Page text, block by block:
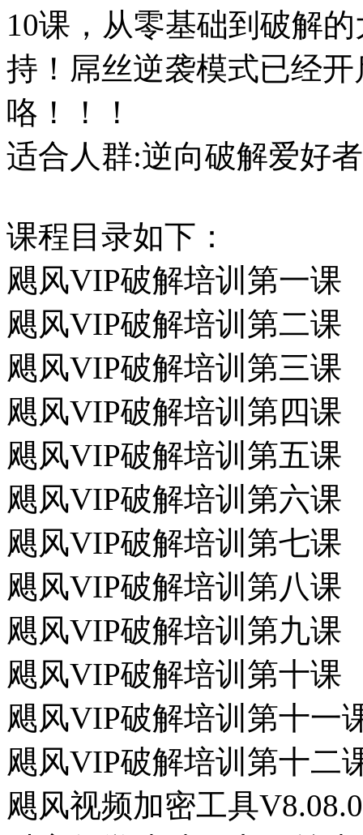
10课，从零基础到破解
持！屌丝逆袭模式已经
咯！！！
适合人群:逆向破解爱好者
课程目录如下：
飓风VIP破解培训第一课
飓风VIP破解培训第二课
飓风VIP破解培训第三课
飓风VIP破解培训第四课
飓风VIP破解培训第五课
飓风VIP破解培训第六课
飓风VIP破解培训第七课
飓风VIP破解培训第八课
飓风VIP破解培训第九课
飓风VIP破解培训第十课
飓风VIP破解培训第十一
飓风VIP破解培训第十二
飓风视频加密工具